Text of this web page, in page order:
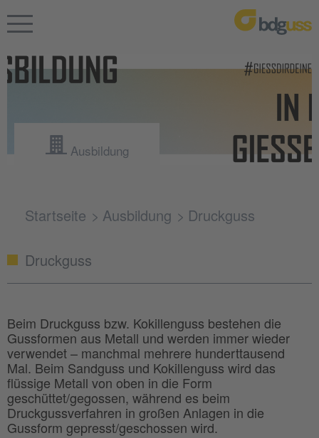
Ausbildung
Startseite Ausbildung Druckguss
Druckguss
Beim Druckguss bzw. Kokillenguss bestehen die
Gussformen aus Metall und werden immer wieder
verwendet – manchmal mehrere hunderttausend
Mal. Beim Sandguss und Kokillenguss wird das
flüssige Metall von oben in die Form
geschüttet/gegossen, während es beim
Druckgussverfahren in großen Anlagen in die
Gussform gepresst/geschossen wird.